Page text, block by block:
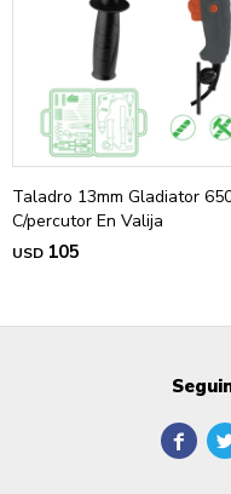
Taladro 13mm Gladiator
C/percutor En Valija
USD 105
